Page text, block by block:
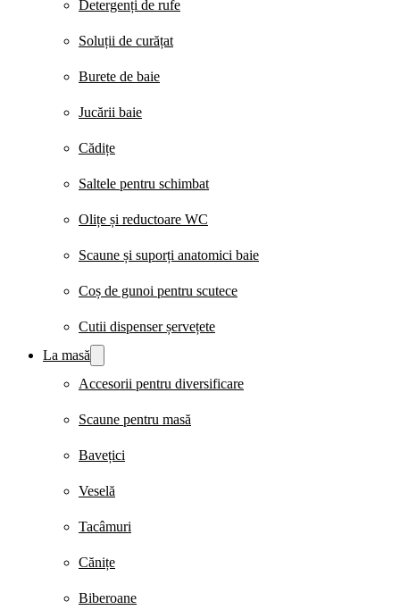
Detergenți de rufe
Soluții de curățat
Burete de baie
Jucării baie
Cădițe
Saltele pentru schimbat
Olițe și reductoare WC
Scaune și suporți anatomici baie
Coș de gunoi pentru scutece
Cutii dispenser șervețete
La masă
Accesorii pentru diversificare
Scaune pentru masă
Bavețici
Veselă
Tacâmuri
Cănițe
Biberoane